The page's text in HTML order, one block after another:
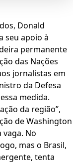
Donald
seu apoio à
permanente
das Nações
jornalistas em
da Defesa
medida.
da região”,
de Washington
vaga. No
mas o Brasil,
tenta